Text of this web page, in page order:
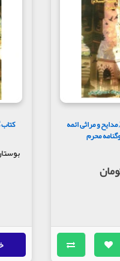
کتاب گلچین احمدی جلد 3, مدایح و مراثی ائمه
محرم